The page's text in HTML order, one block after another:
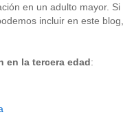
en un adulto mayor. Si
incluir en este blog,
en la tercera edad: